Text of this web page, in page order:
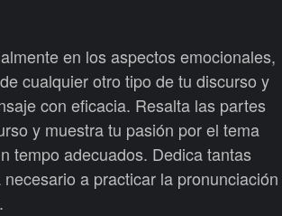
en los aspectos emocionales,
cualquier otro tipo de tu discurso y
con eficacia. Resalta las partes
y muestra tu pasión por el tema
tempo adecuados. Dedica tantas
a practicar la pronunciación